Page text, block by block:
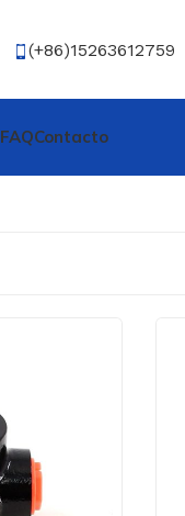
(+86)15263612759
FAQContacto